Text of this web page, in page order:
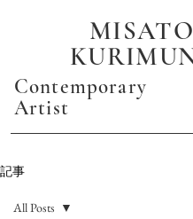
MISATO
Contemporary
Artist
記事
All Posts